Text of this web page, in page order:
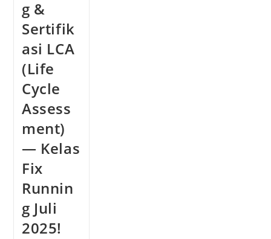
g &
Sertifik
asi LCA
(Life
Cycle
Assess
ment)
— Kelas
Fix
Runnin
g Juli
2025!